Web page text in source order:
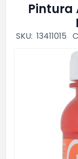
Pintura
SKU: 13411015